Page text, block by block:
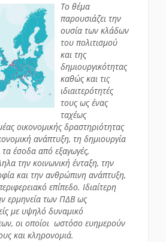
Το θέμα
παρουσιάζει την
ουσία των κλάδων
του πολιτισμού
και της
δημιουργικότητας
καθώς και τις
ιδιαιτερότητές
τους ως ένας
ταχέως
οικονομικής δραστηριότητας
ανάπτυξη, τη δημιουργία
έσοδα από εξαγωγές,
την κοινωνική ένταξη, την
και την ανθρώπινη ανάπτυξη,
επίπεδο. Ιδιαίτερη
ερμηνεία των ΠΔΒ ως
με υψηλό δυναμικό
οι οποίοι ωστόσο ευημερούν
και κληρονομιά.